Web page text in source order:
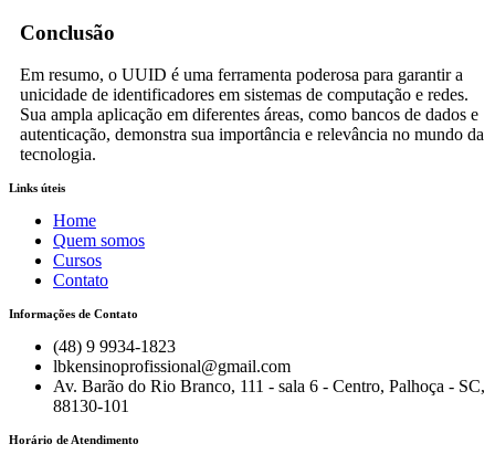
Conclusão
Em resumo, o UUID é uma ferramenta poderosa para garantir a
unicidade de identificadores em sistemas de computação e redes.
Sua ampla aplicação em diferentes áreas, como bancos de dados e
autenticação, demonstra sua importância e relevância no mundo da
tecnologia.
Links úteis
Home
Quem somos
Cursos
Contato
Informações de Contato
(48) 9 9934-1823
lbkensinoprofissional@gmail.com
Av. Barão do Rio Branco, 111 - sala 6 - Centro, Palhoça - SC,
88130-101
Horário de Atendimento